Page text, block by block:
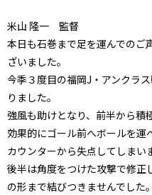
米山 隆一 監督
本日も石巻まで足を運んでのご
ざいました。
今季３度目の福岡J・アンクラ
りました。
強風も助けとなり、前半から積
効果的にゴール前へボールを運
カウンターから失点してしまい
後半は角度をつけた攻撃で修正
の形まで結びつきませんでした。